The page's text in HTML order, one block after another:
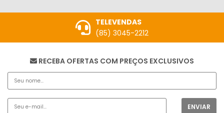
TELEVENDAS
(85) 3045-2212
RECEBA OFERTAS COM PREÇOS EXCLUSIVOS